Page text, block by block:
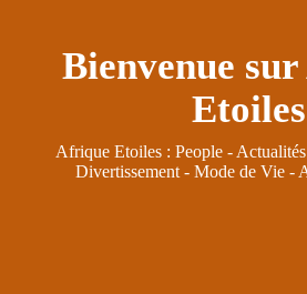
Bienvenue
Etoiles
Afrique Etoiles : People -
Divertissement - Mode de Vie -